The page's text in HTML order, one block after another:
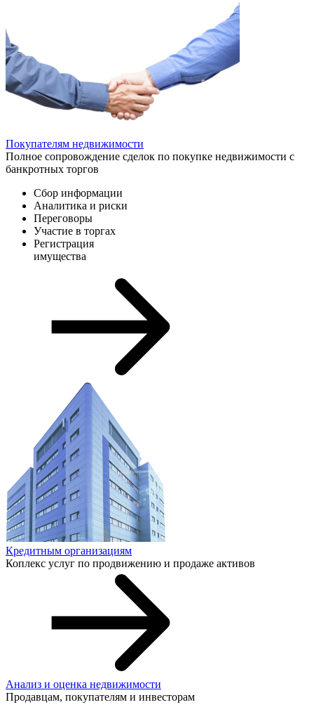
Покупателям недвижимости
Полное сопровождение сделок по покупке недвижимости с
банкротных торгов
Сбор информации
Аналитика и риски
Переговоры
Участие в торгах
Регистрация
имущества
Кредитным организациям
Коплекс услуг по продвижению и продаже активов
Анализ и оценка недвижимости
Продавцам, покупателям и инвесторам